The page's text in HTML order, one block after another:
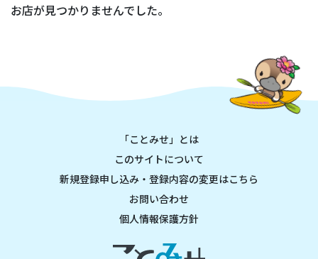
お店が見つかりませんでした。
「ことみせ」とは
このサイトについて
新規登録申し込み・登録内容の変更はこちら
お問い合わせ
個人情報保護方針